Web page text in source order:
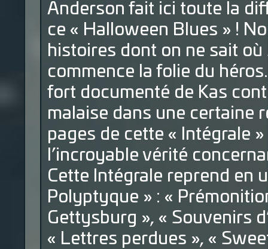
Anderson fait ici toute la
ce « Halloween Blues » !
histoires dont on ne sait
commence la folie du
fort documenté de Kas
malaise dans une certaine
pages de cette « Intégrale
l’incroyable vérité
Cette Intégrale reprend en
Polyptyque » : «
Gettysburg », « Souvenirs
« Lettres perdues », «